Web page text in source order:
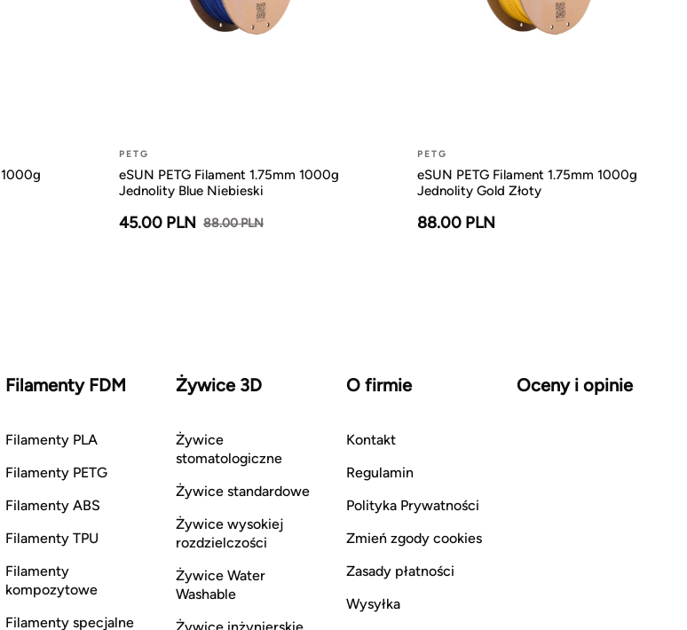
1000g
PETG
eSUN PETG Filament 1.75mm 1000g
Jednolity Blue Niebieski
45.00 PLN 88.00 PLN
PETG
eSUN PETG Filament 1.75mm 1000g
Jednolity Gold Złoty
88.00 PLN
Filamenty FDM
Filamenty PLA
Filamenty PETG
Filamenty ABS
Filamenty TPU
Filamenty
kompozytowe
Filamenty specjalne
Żywice 3D
Żywice
stomatologiczne
Żywice standardowe
Żywice wysokiej
rozdzielczości
Żywice Water
Washable
O firmie
Kontakt
Regulamin
Polityka Prywatności
Zmień zgody cookies
Zasady płatności
Wysyłka
Oceny i opinie